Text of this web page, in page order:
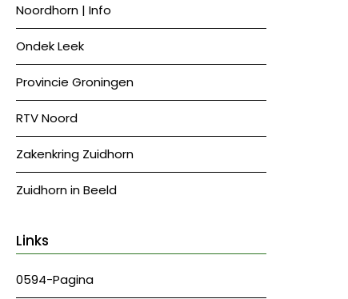
Noordhorn | Info
Ondek Leek
Provincie Groningen
RTV Noord
Zakenkring Zuidhorn
Zuidhorn in Beeld
Links
0594-Pagina